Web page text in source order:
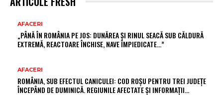
AFACERI
„PÂNĂ ÎN ROMÂNIA PE JOS: DUNĂREA ȘI RINUL SEACĂ SUB CĂLDURĂ
EXTREMĂ, REACTOARE ÎNCHISE, NAVE ÎMPIEDICATE…”
AFACERI
ROMÂNIA, SUB EFECTUL CANICULEI: COD ROȘU PENTRU TREI JUDEȚE
ÎNCEPÂND DE DUMINICĂ. REGIUNILE AFECTATE ȘI INFORMAȚII…